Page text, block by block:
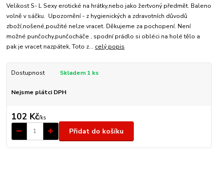
Velikost S- L Sexy erotické na hrátky,nebo jako žertvoný předmět. Baleno
volně v sáčku. Upozornění - z hygienických a zdravotních důvodů
zboží,nošené,použité nelze vracet. Děkujeme za pochopení. Není
možné punčochy,punčocháče , spodní prádlo si obléci na holé tělo a
pak je vracet nazpátek, Toto z... celý popis
Dostupnost Skladem 1 ks
Nejsme plátci DPH
102 Kč/ks
Přidat do košíku